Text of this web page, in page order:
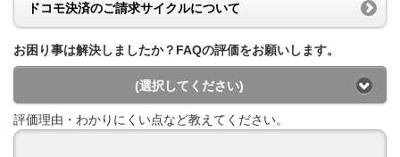
ドコモ決済のご請求サイクルについて
お困り事は解決しましたか？FAQの評価をお願いします。
(選択してください)
評価理由・わかりにくい点など教えてください。